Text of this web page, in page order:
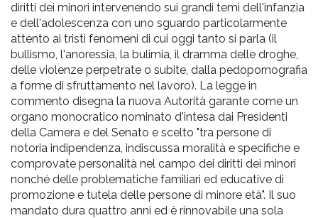
diritti dei minori intervenendo sui grandi temi dell'infanzia
e dell'adolescenza con uno sguardo particolarmente
attento ai tristi fenomeni di cui oggi tanto si parla (il
bullismo, l'anoressia, la bulimia, il dramma delle droghe,
delle violenze perpetrate o subite, dalla pedopornografia
a forme di sfruttamento nel lavoro). La legge in
commento disegna la nuova Autorità garante come un
organo monocratico nominato d'intesa dai Presidenti
della Camera e del Senato e scelto "tra persone di
notoria indipendenza, indiscussa moralità e specifiche e
comprovate personalità nel campo dei diritti dei minori
nonché delle problematiche familiari ed educative di
promozione e tutela delle persone di minore età". Il suo
mandato dura quattro anni ed è rinnovabile una sola